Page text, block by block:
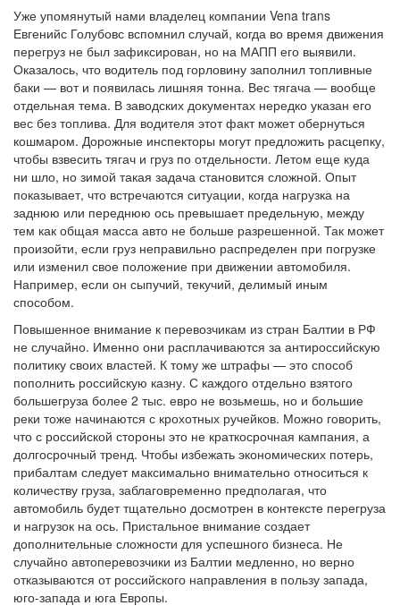
Уже упомянутый нами владелец компании Vena trans
Евгенийс Голубовс вспомнил случай, когда во время движения
перегруз не был зафиксирован, но на МАПП его выявили.
Оказалось, что водитель под горловину заполнил топливные
баки — вот и появилась лишняя тонна. Вес тягача — вообще
отдельная тема. В заводских документах нередко указан его
вес без топлива. Для водителя этот факт может обернуться
кошмаром. Дорожные инспекторы могут предложить расцепку,
чтобы взвесить тягач и груз по отдельности. Летом еще куда
ни шло, но зимой такая задача становится сложной. Опыт
показывает, что встречаются ситуации, когда нагрузка на
заднюю или переднюю ось превышает предельную, между
тем как общая масса авто не больше разрешенной. Так может
произойти, если груз неправильно распределен при погрузке
или изменил свое положение при движении автомобиля.
Например, если он сыпучий, текучий, делимый иным
способом.
Повышенное внимание к перевозчикам из стран Балтии в РФ
не случайно. Именно они расплачиваются за антироссийскую
политику своих властей. К тому же штрафы — это способ
пополнить российскую казну. С каждого отдельно взятого
большегруза более 2 тыс. евро не возьмешь, но и большие
реки тоже начинаются с крохотных ручейков. Можно говорить,
что с российской стороны это не краткосрочная кампания, а
долгосрочный тренд. Чтобы избежать экономических потерь,
прибалтам следует максимально внимательно относиться к
количеству груза, заблаговременно предполагая, что
автомобиль будет тщательно досмотрен в контексте перегруза
и нагрузок на ось. Пристальное внимание создает
дополнительные сложности для успешного бизнеса. Не
случайно автоперевозчики из Балтии медленно, но верно
отказываются от российского направления в пользу запада,
юго-запада и юга Европы.